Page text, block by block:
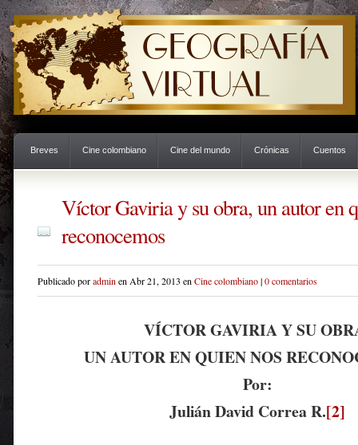
Breves Cine colombiano Cine del mundo Crónicas Cuentos
Víctor Gaviria y su obra, un autor en
reconocemos
Publicado poradmin en Abr 21, 2013 en Cine colombiano|0 comentarios
VÍCTOR GAVIRIA Y SU
UN AUTOR EN QUIEN NOS
Por:
Julián David Correa R.[2]